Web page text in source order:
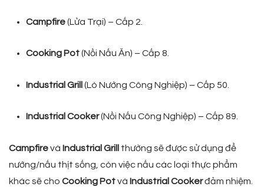
Campfire(Lửa Trại) – Cấp 2.
Cooking Pot(Nồi Nấu Ăn) – Cấp 8.
Industrial Grill (Lò Nướng Công Nghiệp) – Cấp 50.
Industrial Cooker(Nồi Nấu Công Nghiệp) – Cấp 89.
Campfirevà Industrial Grill
thường sẽ được sử dụng để
nướng/nấu thịt sống, còn việc nấu các loại thực phẩm
khác sẽ cho Cooking Potvà Industrial Cookerđảm nhiệm.